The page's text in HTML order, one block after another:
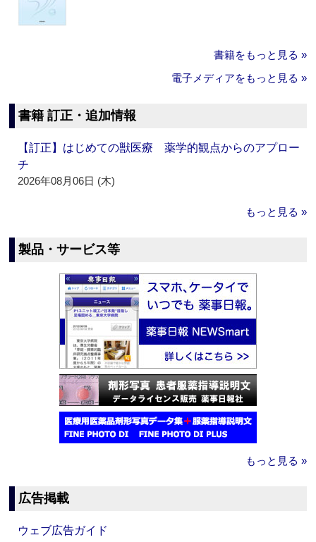
書籍をもっと見る »
電子メディアをもっと見る »
書籍 訂正・追加情報
【訂正】はじめての獣医療 薬学的観点からのアプロー
チ
2026年08月06日 (木)
もっと見る »
製品・サービス等
もっと見る »
広告掲載
ウェブ広告ガイド